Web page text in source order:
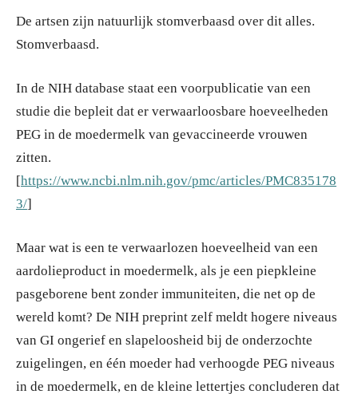
De artsen zijn natuurlijk stomverbaasd over dit alles.
Stomverbaasd.
In de NIH database staat een voorpublicatie van een
studie die bepleit dat er verwaarloosbare hoeveelheden
PEG in de moedermelk van gevaccineerde vrouwen
zitten.
[https://www.ncbi.nlm.nih.gov/pmc/articles/PMC835178
3/]
Maar wat is een te verwaarlozen hoeveelheid van een
aardolieproduct in moedermelk, als je een piepkleine
pasgeborene bent zonder immuniteiten, die net op de
wereld komt? De NIH preprint zelf meldt hogere niveaus
van GI ongerief en slapeloosheid bij de onderzochte
zuigelingen, en één moeder had verhoogde PEG niveaus
in de moedermelk, en de kleine lettertjes concluderen dat